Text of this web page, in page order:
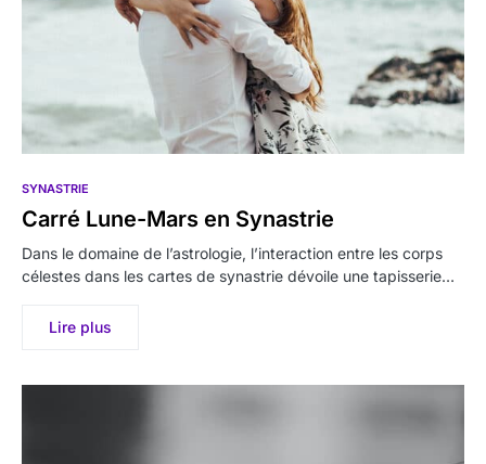
SYNASTRIE
Carré Lune-Mars en Synastrie
Dans le domaine de l’astrologie, l’interaction entre les corps
célestes dans les cartes de synastrie dévoile une tapisserie…
Lire plus